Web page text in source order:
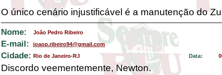
O único cenário injustificável é a manutenção do
Nome: João Pedro Ribeiro
E-mail: joaop.ribeiro94@gmail.com
Cidade: Rio de Janeiro-RJ Data:
Discordo veementemente, Newton.